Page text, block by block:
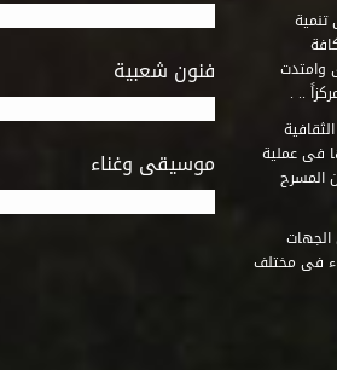
فنون شعبية
موسيقى وغناء
تنمية
التجربة عام 1996 ببيت الهراوى وامتدت
فى عملية
المسرح
الجهات
فى مختلف